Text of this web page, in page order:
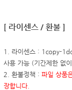
[ 라이센스 / 환불 ]
1. 라이센스 : 1copy-
사용 가능 (기간제한 없
2. 환불정책 : 파일 상품
장합니다.